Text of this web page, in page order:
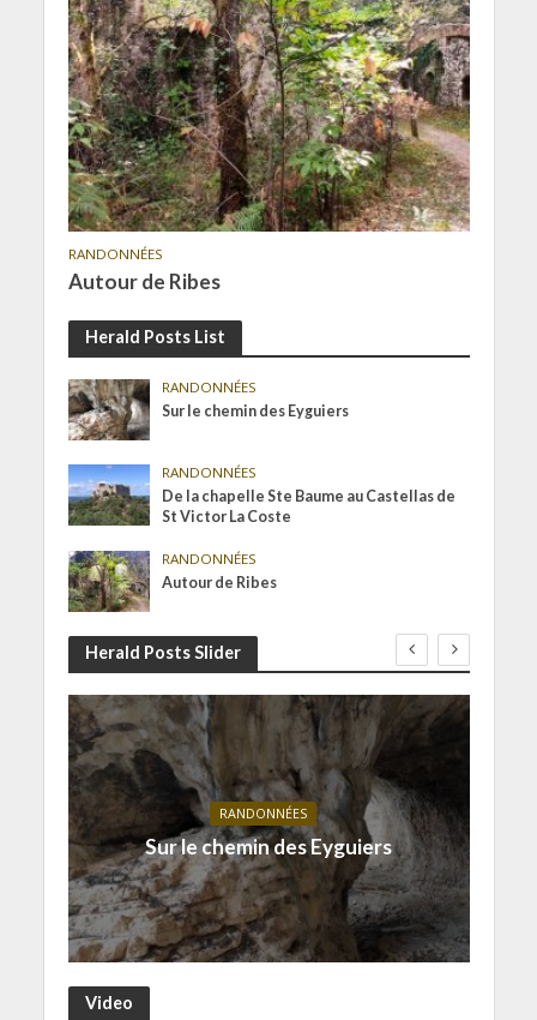
RANDONNÉES
Autour de Ribes
Herald Posts List
RANDONNÉES
Sur le chemin des Eyguiers
RANDONNÉES
De la chapelle Ste Baume au Castellas de
St Victor La Coste
RANDONNÉES
Autour de Ribes
Herald Posts Slider
RANDONNÉES
Sur le chemin des Eyguiers
Video